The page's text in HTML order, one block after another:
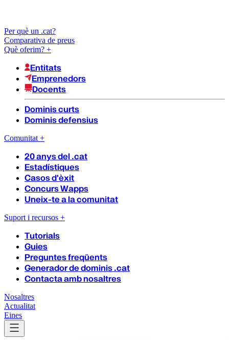
Per què un .cat?
Comparativa de preus
Què oferim? +
Entitats
Emprenedors
Docents
Dominis curts
Dominis defensius
Comunitat +
20 anys del .cat
Estadístiques
Casos d'èxit
Concurs Wapps
Uneix-te a la comunitat
Suport i recursos +
Tutorials
Guies
Preguntes freqüents
Generador de dominis .cat
Contacta amb nosaltres
Nosaltres
Actualitat
Eines